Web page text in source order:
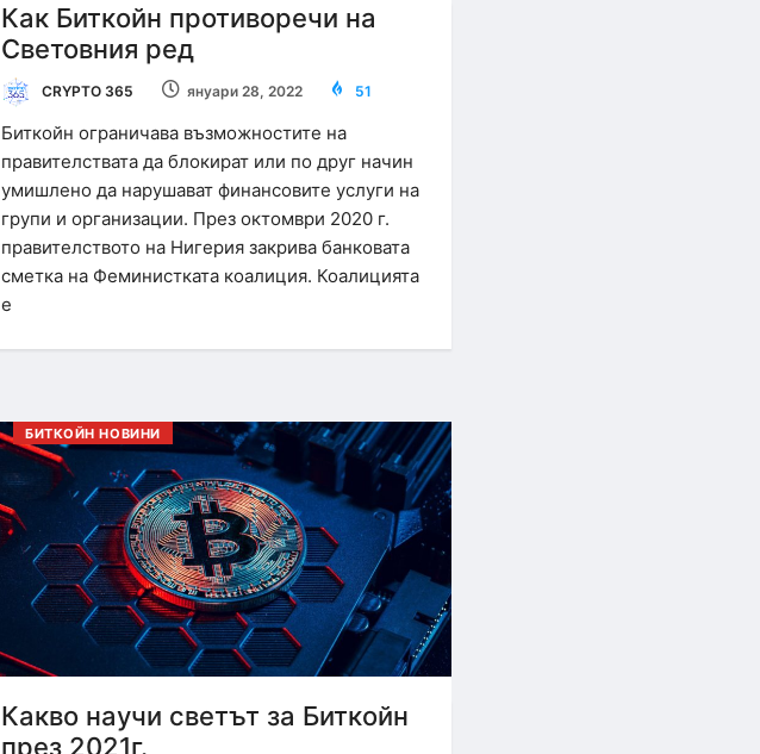
Как Биткойн противоречи на
Световния ред
CRYPTO 365 януари 28, 2022 51
Биткойн ограничава възможностите на
правителствата да блокират или по друг начин
умишлено да нарушават финансовите услуги на
групи и организации. През октомври 2020 г.
правителството на Нигерия закрива банковата
сметка на Феминистката коалиция. Коалицията
е
БИТКОЙН НОВИНИ
Какво научи светът за Биткойн
през 2021г.